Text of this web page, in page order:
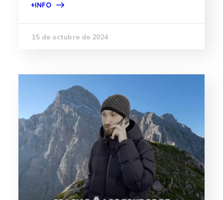
+INFO
15 de octubre de 2024